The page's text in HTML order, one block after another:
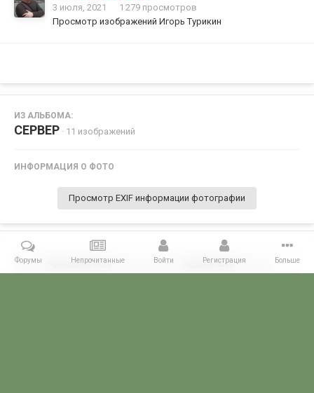
3 июля, 2021
1 279 просмотров
Просмотр изображений Игорь Турикин
ИЗ АЛЬБОМА:
СЕРВЕР · 11 изображений
ИНФОРМАЦИЯ О ФОТО
Просмотр EXIF информации фотографии
Поделиться Подписчики 1
Форумы Непрочитанные Войти Регистрация Больше